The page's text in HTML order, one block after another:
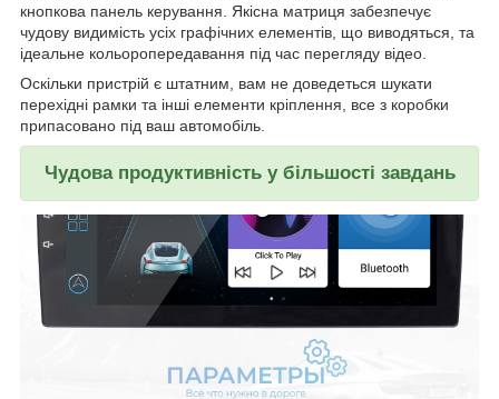
кнопкова панель керування. Якісна матриця забезпечує
чудову видимість усіх графічних елементів, що виводяться, та
ідеальне кольоропередавання під час перегляду відео.
Оскільки пристрій є штатним, вам не доведеться шукати
перехідні рамки та інші елементи кріплення, все з коробки
припасовано під ваш автомобіль.
Чудова продуктивність у більшості завдань